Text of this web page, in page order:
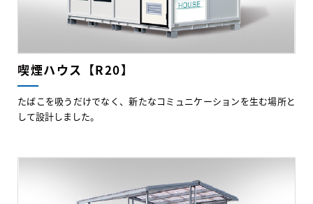
喫煙ハウス【R20】
たばこを吸うだけでなく、新たなコミュニケーションを生む場所と
して設計しました。